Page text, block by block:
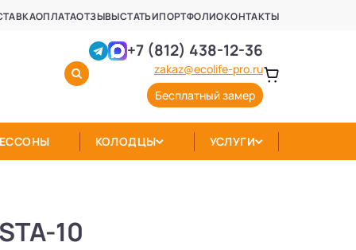
ОПЛАТАОТЗЫВЫСТАТЬИПОРТФОЛИОКОНТАКТЫ
+7 (812) 438-12-36
zakaz@ecolife-pro.ru
Бесплатный замер
КОЛОДЦЫ УСЛУГИ
10